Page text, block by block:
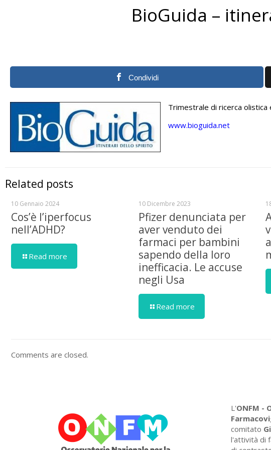
BioGuida –
Condividi
Trimestrale di ricerca olistica
www.bioguida.net
Related posts
10 Gennaio 2024
Cos’è l’iperfocus
nell’ADHD?
Read more
10 Dicembre 2023
Pfizer denunciata per
aver venduto dei
farmaci per bambini
sapendo della loro
inefficacia. Le accuse
negli Usa
Read more
Comments are closed.
L'ONFM -
comitato
l'attività di